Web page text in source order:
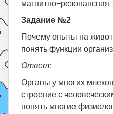
магнитно−резонансная
Задание №2
Почему опыты на
понять функции
Ответ:
Органы у многих
строение с
понять многие